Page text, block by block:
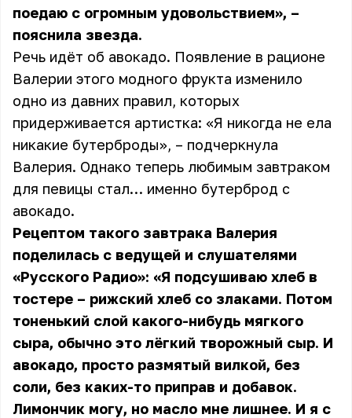
поедаю с огромным удовольствием», –
пояснила звезда.
Речь идёт об авокадо. Появление в рационе
Валерии этого модного фрукта изменило
одно из давних правил, которых
придерживается артистка: «Я никогда не ела
никакие бутерброды», – подчеркнула
Валерия. Однако теперь любимым завтраком
для певицы стал… именно бутерброд с
авокадо.
Рецептом такого завтрака Валерия
поделилась с ведущей и слушателями
«Русского Радио»: «Я подсушиваю хлеб в
тостере – рижский хлеб со злаками. Потом
тоненький слой какого-нибудь мягкого
сыра, обычно это лёгкий творожный сыр. И
авокадо, просто размятый вилкой, без
соли, без каких-то приправ и добавок.
Лимончик могу, но масло мне лишнее. И я с